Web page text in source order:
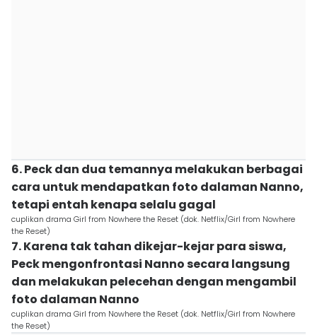
6. Peck dan dua temannya melakukan berbagai
cara untuk mendapatkan foto dalaman Nanno,
tetapi entah kenapa selalu gagal
cuplikan drama Girl from Nowhere the Reset (dok. Netflix/Girl from Nowhere
the Reset)
7. Karena tak tahan dikejar-kejar para siswa,
Peck mengonfrontasi Nanno secara langsung
dan melakukan pelecehan dengan mengambil
foto dalaman Nanno
cuplikan drama Girl from Nowhere the Reset (dok. Netflix/Girl from Nowhere
the Reset)